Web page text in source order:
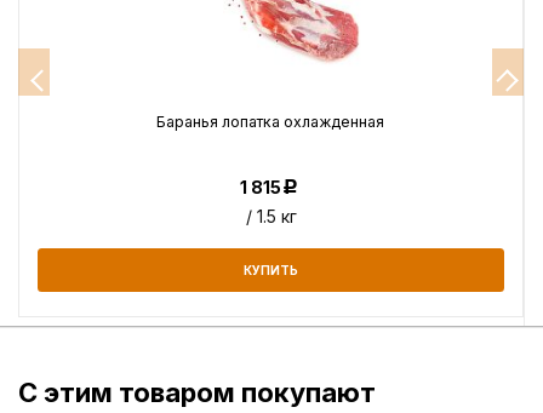
Баранья лопатка охлажденная
1 815Р
/ 1.5 кг
КУПИТЬ
С этим товаром покупают